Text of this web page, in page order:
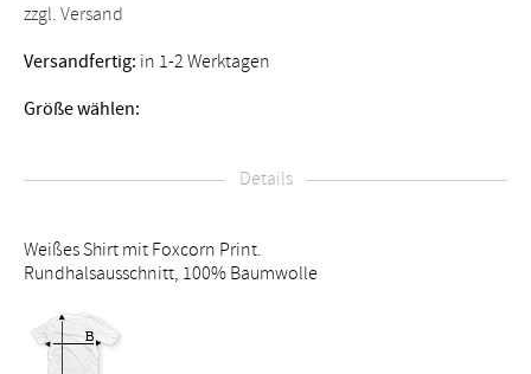
zzgl. Versand
Versandfertig: in 1-2 Werktagen
Größe wählen:
Details
Weißes Shirt mit Foxcorn Print.
Rundhalsausschnitt, 100% Baumwolle